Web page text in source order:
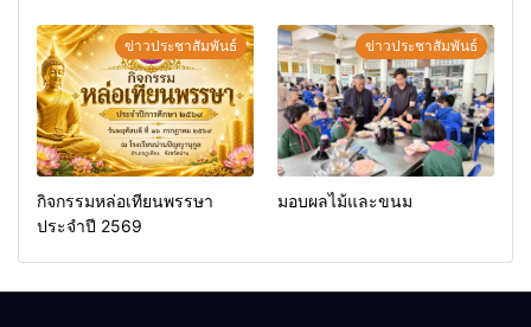
ข่าวประชาสัมพันธ์
กิจกรรมหล่อเทียนพรรษา
ประจำปี 2569
ข่าวประชาสัมพันธ์
มอบผลไม้และขนม